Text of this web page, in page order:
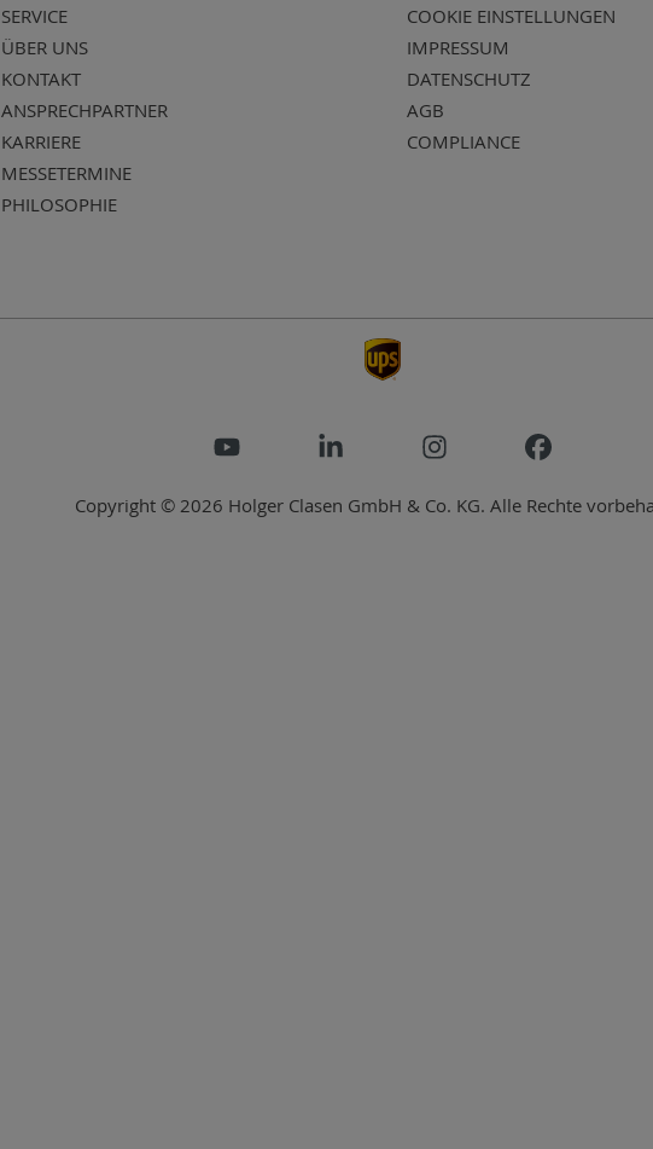
SERVICE
ÜBER UNS
KONTAKT
ANSPRECHPARTNER
KARRIERE
MESSETERMINE
PHILOSOPHIE
COOKIE EINSTELLUNGEN
IMPRESSUM
DATENSCHUTZ
AGB
COMPLIANCE
Copyright © 2026 Holger Clasen GmbH & Co. KG. Alle Rechte